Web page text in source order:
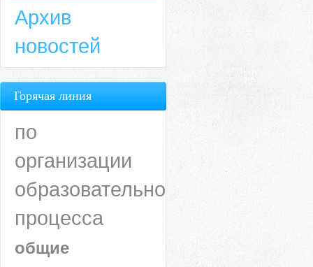
Архив
новостей
Горячая линия
по
организации
образовательного
процесса
общие